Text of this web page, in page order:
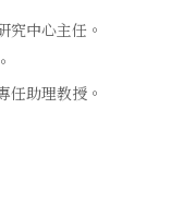
究中心主任。
任助理教授。